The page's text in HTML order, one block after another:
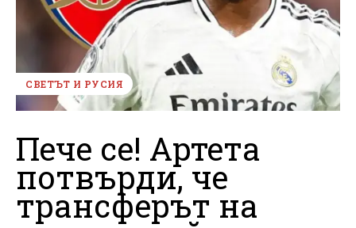
СВЕТЪТ И РУСИЯ
Пече се! Артета
потвърди, че
трансферът на